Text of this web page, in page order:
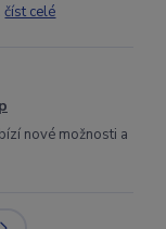
číst celé
nové možnosti a